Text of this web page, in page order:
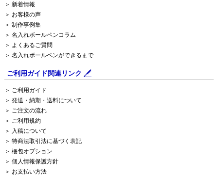
＞ 新着情報
＞ お客様の声
＞ 制作事例集
＞ 名入れボールペンコラム
＞ よくあるご質問
＞ 名入れボールペンができるまで
ご利用ガイド関連リンク
＞ ご利用ガイド
＞ 発送・納期・送料について
＞ ご注文の流れ
＞ ご利用規約
＞ 入稿について
＞ 特商法取引法に基づく表記
＞ 梱包オプション
＞ 個人情報保護方針
＞ お支払い方法